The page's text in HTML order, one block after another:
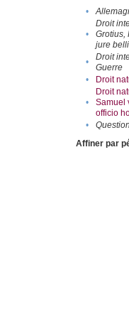
•
•
Droit
Grotius,
jure
•
Droit
Guerre
• Droit
•
Droit
Samuel
officio
•
Affiner par